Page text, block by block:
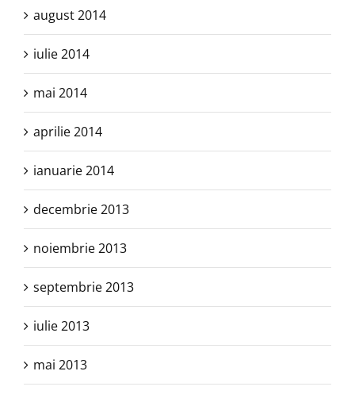
august 2014
iulie 2014
mai 2014
aprilie 2014
ianuarie 2014
decembrie 2013
noiembrie 2013
septembrie 2013
iulie 2013
mai 2013